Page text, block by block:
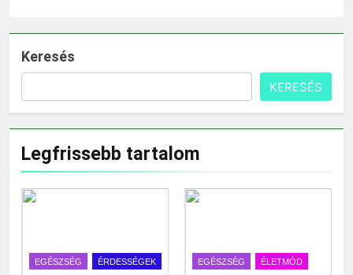
Keresés
KERESÉS
Legfrissebb tartalom
EGÉSZSÉG ÉRDESSÉGEK EGÉSZSÉG ÉLETMÓD